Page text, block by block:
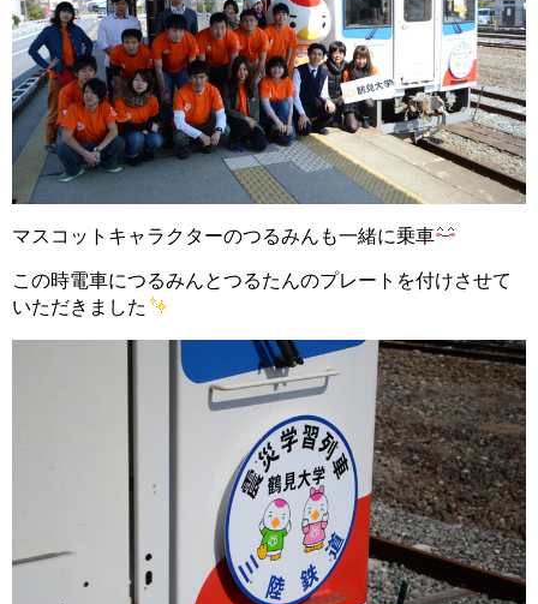
マスコットキャラクターのつるみんも一緒に乗車
この時電車につるみんとつるたんのプレートを付けさせて
いただきました